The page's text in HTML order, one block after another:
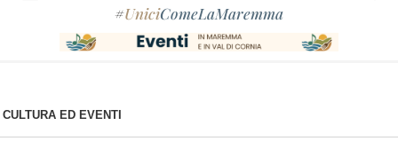
#UniciComeLaMaremma
CULTURA ED EVENTI